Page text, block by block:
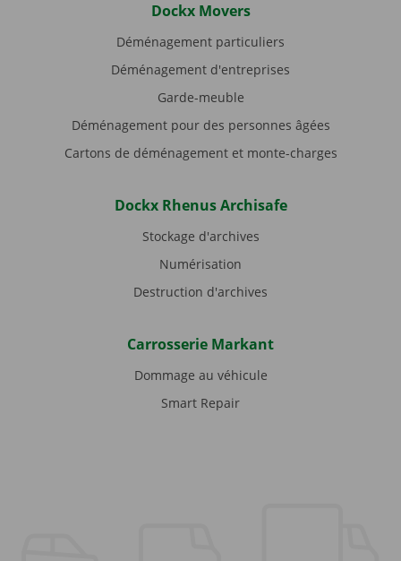
Dockx Movers
Déménagement particuliers
Déménagement d'entreprises
Garde-meuble
Déménagement pour des personnes âgées
Cartons de déménagement et monte-charges
Dockx Rhenus Archisafe
Stockage d'archives
Numérisation
Destruction d'archives
Carrosserie Markant
Dommage au véhicule
Smart Repair